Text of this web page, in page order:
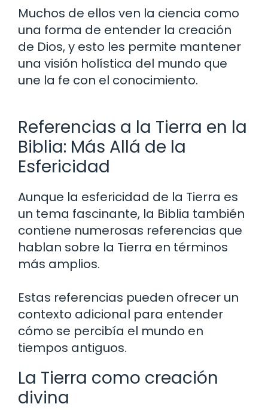
Muchos de ellos ven la ciencia como
una forma de entender la creación
de Dios, y esto les permite mantener
una visión holística del mundo que
une la fe con el conocimiento.
Referencias a la Tierra en la
Biblia: Más Allá de la
Esfericidad
Aunque la esfericidad de la Tierra es
un tema fascinante, la Biblia también
contiene numerosas referencias que
hablan sobre la Tierra en términos
más amplios.
Estas referencias pueden ofrecer un
contexto adicional para entender
cómo se percibía el mundo en
tiempos antiguos.
La Tierra como creación
divina